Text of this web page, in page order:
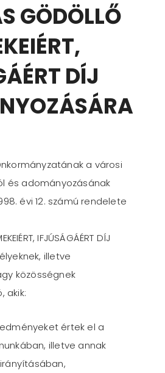
GÖDÖLLŐ
DÍJ
a városi
és adományozásának
évi 12. számú rendelete
IFJÚSÁGÁÉRT DÍJ
illetve
közösségnek
akik:
értek el a
illetve annak